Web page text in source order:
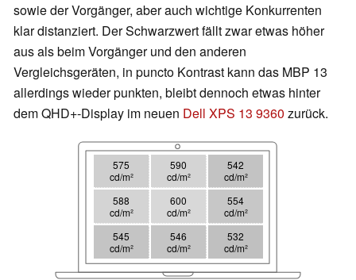
sowie der Vorgänger, aber auch wichtige Konkurrenten
klar distanziert. Der Schwarzwert fällt zwar etwas höher
aus als beim Vorgänger und den anderen
Vergleichsgeräten, in puncto Kontrast kann das MBP 13
allerdings wieder punkten, bleibt dennoch etwas hinter
dem QHD+-Display im neuen Dell XPS 13 9360 zurück.
575
cd/m²
590
cd/m²
542
cd/m²
588
cd/m²
600
cd/m²
554
cd/m²
545
cd/m²
546
cd/m²
532
cd/m²